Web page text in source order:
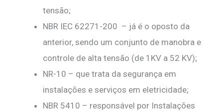
tensão;
NBR IEC 62271-200 – já é o oposto da
anterior, sendo um conjunto de manobra e
controle de alta tensão (de 1KV a 52 KV);
NR-10 – que trata da segurança em
instalações e serviços em eletricidade;
NBR 5410 – responsável por Instalações